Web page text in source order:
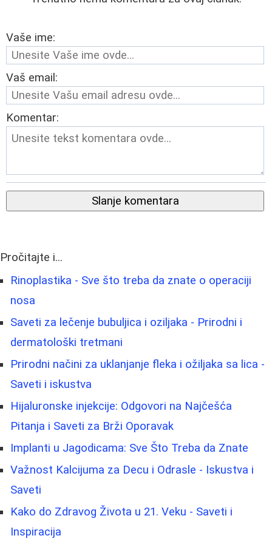
Vaše ime:
Vaš email:
Komentar:
Slanje komentara
Pročitajte i...
Rinoplastika - Sve što treba da znate o operaciji
nosa
Saveti za lečenje bubuljica i oziljaka - Prirodni i
dermatološki tretmani
Prirodni načini za uklanjanje fleka i ožiljaka sa lica -
Saveti i iskustva
Hijaluronske injekcije: Odgovori na Najčešća
Pitanja i Saveti za Brži Oporavak
Implanti u Jagodicama: Sve Što Treba da Znate
Važnost Kalcijuma za Decu i Odrasle - Iskustva i
Saveti
Kako do Zdravog Života u 21. Veku - Saveti i
Inspiracija